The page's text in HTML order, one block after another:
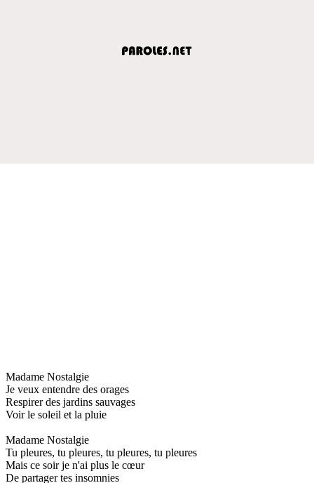
Madame Nostalgie
Je veux entendre des orages
Respirer des jardins sauvages
Voir le soleil et la pluie
Madame Nostalgie
Tu pleures, tu pleures, tu pleures, tu pleures
Mais ce soir je n'ai plus le cœur
De partager tes insomnies